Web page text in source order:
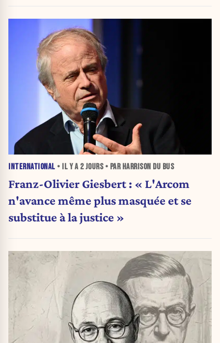
INTERNATIONAL • IL Y A 2 JOURS• PAR HARRISON DU BUS
Franz-Olivier Giesbert : « L'Arcom
n'avance même plus masquée et se
substitue à la justice »